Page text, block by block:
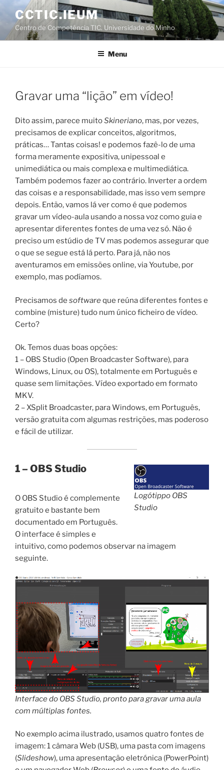
Saltar
conteúdo
CCTIC.IEUM
Centro de Competência TIC. Universidade do Minho
Menu
Gravar uma “lição” em vídeo!
Dito assim, parece muitoSkineriano, mas, por vezes,
precisamos de explicar conceitos, algoritmos,
práticas… Tantas coisas! e podemos fazê-lo de uma
forma meramente expositiva, unipessoal e
unimediática ou mais complexa e multimediática.
Também podemos fazer ao contrário. Inverter a ordem
das coisas e a responsabilidade, mas isso vem sempre
depois. Então, vamos lá ver como é que podemos
gravar um vídeo-aula usando a nossa voz como guia e
apresentar diferentes fontes de uma vez só. Não é
preciso um estúdio de TV mas podemos assegurar que
o que se segue está lá perto. Para já, não nos
aventuramos em emissões online, via Youtube, por
exemplo, mas podíamos.
Precisamos de softwareque reúna diferentes fontes e
combine (misture) tudo num único ficheiro de vídeo.
Certo?
Ok. Temos duas boas opções:
1 – OBS Studio (Open Broadcaster Software), para
Windows, Linux, ou OS), totalmente em Português e
quase sem limitações. Vídeo exportado em formato
MKV.
2 – XSplit Broadcaster, para Windows, em Português,
versão gratuita com algumas restrições, mas poderoso
e fácil de utilizar.
Logótippo OBS
Studio
1 – OBS Studio
O OBS Studio é complemente
gratuito e bastante bem
documentado em Português.
O interface é simples e
intuitivo, como podemos observar na imagem
seguinte.
Interface do OBS Studio, pronto para gravar uma aula
com múltiplas fontes.
No exemplo acima ilustrado, usamos quatro fontes de
imagem: 1 câmara Web (USB), uma pasta com imagens
(Slideshow), uma apresentação eletrónica (PowerPoint)